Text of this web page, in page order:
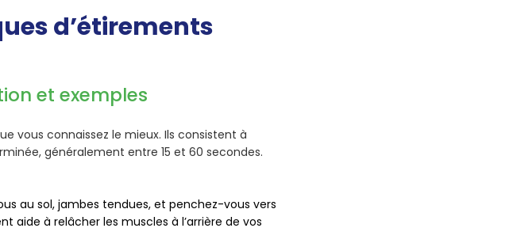
d’étirements
et exemples
vous connaissez le mieux. Ils consistent à
généralement entre 15 et 60 secondes.
au sol, jambes tendues, et penchez-vous vers
aide à relâcher les muscles à l’arrière de vos